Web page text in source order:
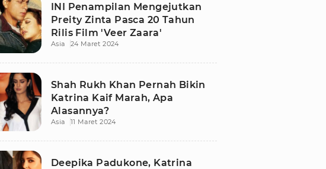
INI Penampilan Mengejutkan
Preity Zinta Pasca 20 Tahun
Rilis Film 'Veer Zaara'
Asia 24 Maret 2024
Shah Rukh Khan Pernah Bikin
Katrina Kaif Marah, Apa
Alasannya?
Asia 11 Maret 2024
Deepika Padukone, Katrina